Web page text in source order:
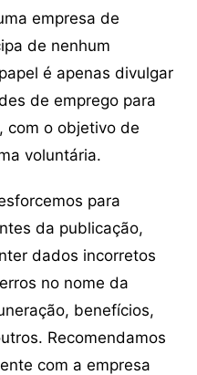
empresa de
de nenhum
é apenas divulgar
de emprego para
com o objetivo de
voluntária.
para
da publicação,
dados incorretos
no nome da
benefícios,
Recomendamos
com a empresa